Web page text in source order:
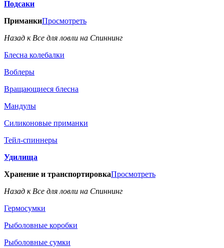
Подсаки
ПриманкиПросмотреть
Назад к Все для ловли на Спиннинг
Блесна колебалки
Воблеры
Вращающиеся блесна
Мандулы
Силиконовые приманки
Тейл-спиннеры
Удилища
Хранение и транспортировкаПросмотреть
Назад к Все для ловли на Спиннинг
Гермосумки
Рыболовные коробки
Рыболовные сумки